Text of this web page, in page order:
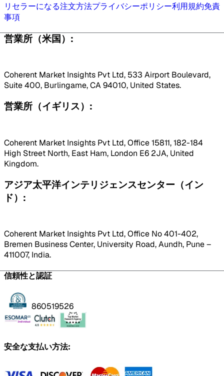
リセラーになる注文方法プライバシーポリシー利用規約免責
事項
営業所（米国）:
Coherent Market Insights Pvt Ltd, 533 Airport Boulevard,
Suite 400, Burlingame, CA 94010, United States.
営業所（イギリス）:
Coherent Market Insights Pvt Ltd, Office 15811, 182-184
High Street North, East Ham, London E6 2JA, United
Kingdom.
アジア太平洋インテリジェンスセンター（イン
ド）:
Coherent Market Insights Pvt Ltd, Office No 401-402,
Bremen Business Center, University Road, Aundh, Pune –
411007, India.
信頼性と認証
860519526
安全な支払い方法: